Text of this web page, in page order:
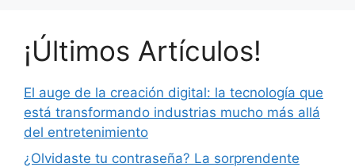
¡Últimos Artículos!
El auge de la creación digital: la tecnología que
está transformando industrias mucho más allá
del entretenimiento
¿Olvidaste tu contraseña? La sorprendente